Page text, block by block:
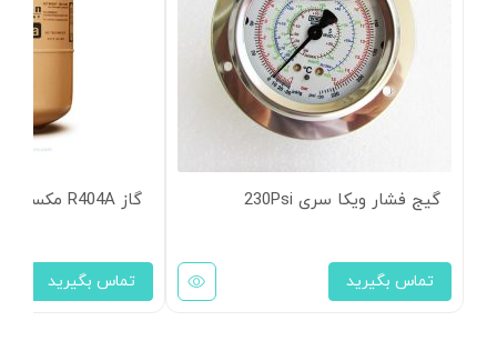
گیج فشار ویکا سری 230Psi
تماس بگیرید
گاز R404A مکسرون
تماس بگیرید